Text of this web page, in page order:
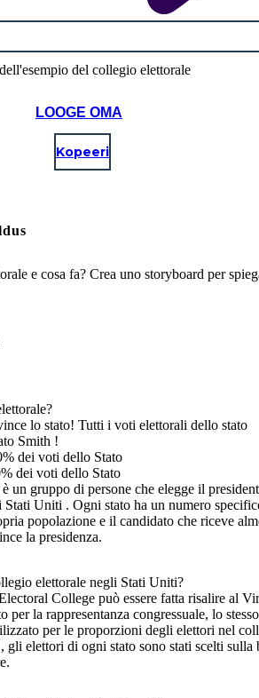
LOOGE OMA
Kopeeri
e cosa fa? Crea uno storyboard per
lo stato! Tutti i voti elettorali dello stato
Smith !
dei voti dello Stato
dei voti dello Stato
un gruppo di persone che elegge il
Stati Uniti . Ogni stato ha un numero
popolazione e il candidato che riceve
la presidenza.
elettorale negli Stati Uniti?
College può essere fatta risalire al
per la rappresentanza congressuale, lo stesso
per le proporzioni degli elettori nel
gli elettori di ogni stato sono stati scelti sulla